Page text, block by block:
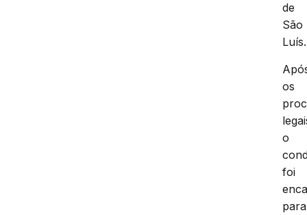
de
São
Luís.
os
o
foi
para